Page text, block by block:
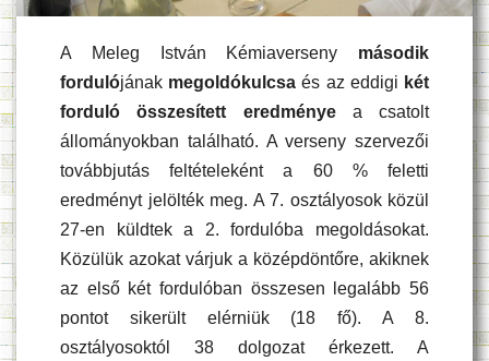
A Meleg István Kémiaverseny második
fordulójának megoldókulcsa és az eddigi két
forduló összesített eredményea csatolt
állományokban található. A verseny szervezői
továbbjutás feltételeként a 60 % feletti
eredményt jelölték meg. A 7. osztályosok közül
27-en küldtek a 2. fordulóba megoldásokat.
Közülük azokat várjuk a középdöntőre, akiknek
az első két fordulóban összesen legalább 56
pontot sikerült elérniük (18 fő). A 8.
osztályosoktól 38 dolgozat érkezett. A